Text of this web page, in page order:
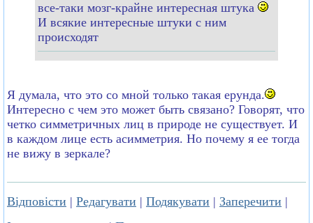
все-таки мозг-крайне интересная штука
И всякие интересные штуки с ним
происходят
Я думала, что это со мной только такая ерунда.
Интересно с чем это может быть связано? Говорят, что
четко симметричных лиц в природе не существует. И
в каждом лице есть асимметрия. Но почему я ее тогда
не вижу в зеркале?
Відповісти | Редагувати | Подякувати | Заперечити |